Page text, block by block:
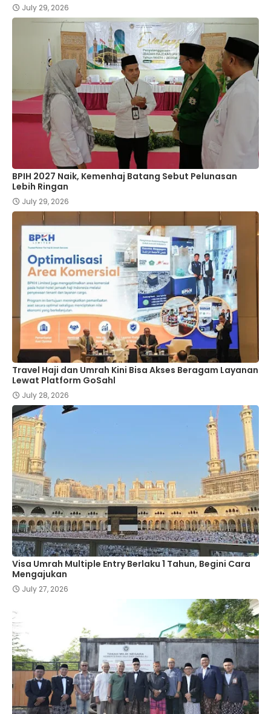
July 29, 2026
BPIH 2027 Naik, Kemenhaj Batang Sebut Pelunasan
Lebih Ringan
July 29, 2026
Travel Haji dan Umrah Kini Bisa Akses Beragam Layanan
Lewat Platform GoSahl
July 28, 2026
Visa Umrah Multiple Entry Berlaku 1 Tahun, Begini Cara
Mengajukan
July 27, 2026